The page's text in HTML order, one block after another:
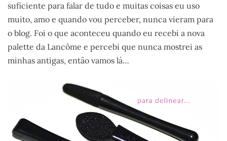
suficiente para falar de tudo e muitas coisas eu uso
muito, amo e quando vou perceber, nunca vieram para
o blog. Foi o que aconteceu quando eu recebi a nova
palette da Lancôme e percebi que nunca mostrei as
minhas antigas, então vamos lá…